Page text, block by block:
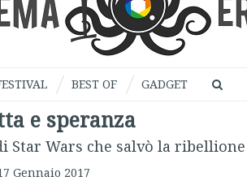
BEST OF GADGET
e speranza
Star Wars che salvò la ribellione
Gennaio 2017